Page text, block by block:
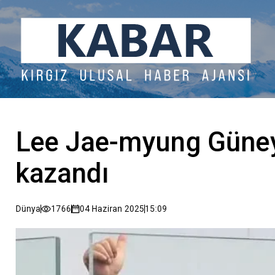
Lee Jae-myung
kazandı
Dünya 1766 04 Haziran 202515:09